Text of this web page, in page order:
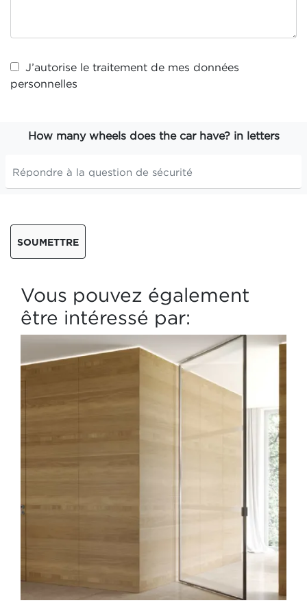
J’autorise le traitement de mes données
personnelles
How many wheels does the car have? in letters
SOUMETTRE
Vous pouvez également
être intéressé par: